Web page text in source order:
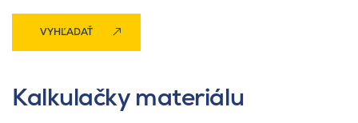
VYHĽADAŤ
Kalkulačky materiálu